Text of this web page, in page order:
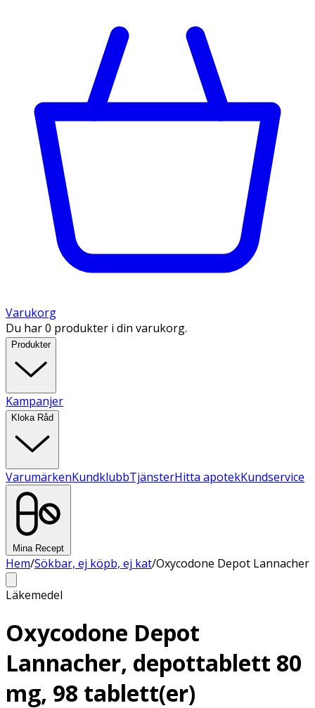
Varukorg
Du har 0 produkter i din varukorg.
Produkter
Kampanjer
Kloka Råd
VarumärkenKundklubbTjänsterHitta apotekKundservice
Mina Recept
Hem/Sökbar, ej köpb, ej kat/Oxycodone Depot Lannacher
Läkemedel
Oxycodone Depot
Lannacher, depottablett 80
mg, 98 tablett(er)